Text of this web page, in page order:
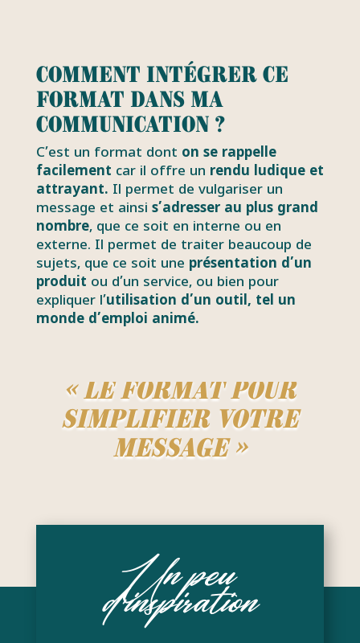
Comment intégrer ce
format dans ma
communication ?
C’est un format dont on se rappelle
facilement car il offre un rendu ludique et
attrayant. Il permet de vulgariser un
message et ainsi s’adresser au plus grand
nombre, que ce soit en interne ou en
externe. Il permet de traiter beaucoup de
sujets, que ce soit une présentation d’un
produit ou d’un service, ou bien pour
expliquer l’utilisation d’un outil, tel un
monde d’emploi animé.
« Le format pour
simplifier votre
message »
Un peu
d’inspiration